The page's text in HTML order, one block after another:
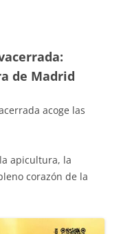
de Madrid
acoge las
apicultura, la
corazón de la